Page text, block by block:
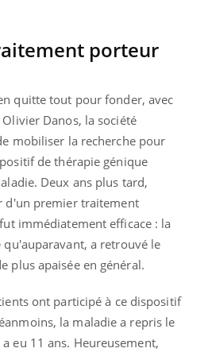
porteur
quitte tout pour fonder, avec
Danos, la société
mobiliser la recherche pour
de thérapie génique
Deux ans plus tard,
d'un premier traitement
immédiatement efficace : la
a retrouvé le
plus apaisée en général.
ont participé à ce dispositif
la maladie a repris le
eu 11 ans. Heureusement,